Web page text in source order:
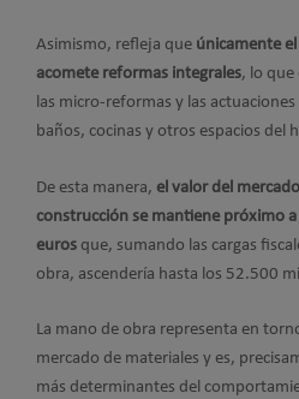
Asimismo, refleja que únicamente
acomete reformas integrales, lo
las micro-reformas y las
baños, cocinas y otros espacios del
De esta manera, el valor del
construcción se mantiene próximo
euros que, sumando las cargas
obra, ascendería hasta los 52.500
La mano de obra representa en
mercado de materiales y es,
más determinantes del